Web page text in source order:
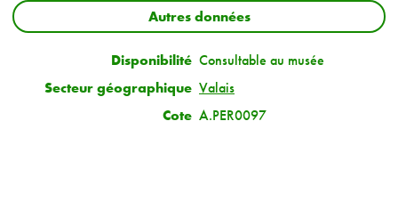
Autres données
Disponibilité Consultable au musée
Secteur géographique Valais
Cote A.PER0097